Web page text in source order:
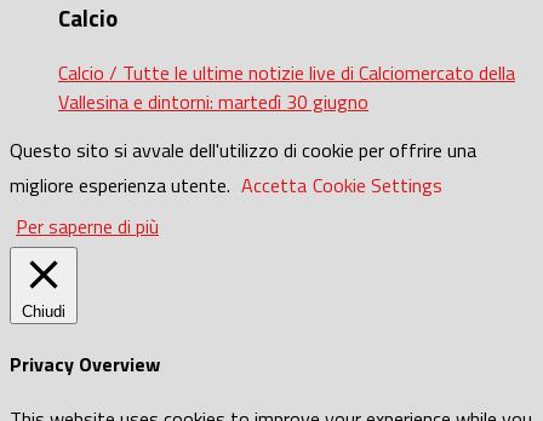
Calcio
Calcio / Tutte le ultime notizie live di Calciomercato della
Vallesina e dintorni: martedì 30 giugno
Questo sito si avvale dell'utilizzo di cookie per offrire una
migliore esperienza utente. Accetta Cookie Settings
Per saperne di più
Chiudi
Privacy Overview